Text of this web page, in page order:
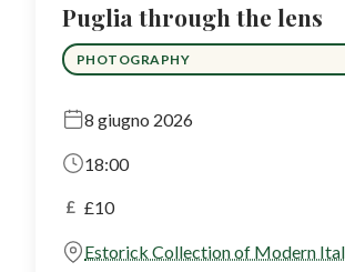
Puglia through the lens
PHOTOGRAPHY
8 giugno 2026
18:00
£ £10
Estorick Collection of Modern